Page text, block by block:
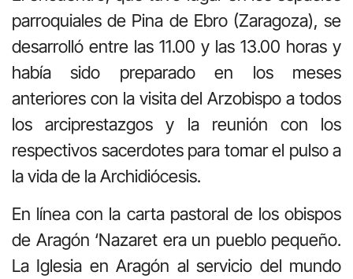
parroquiales de Pina de Ebro (Zaragoza), se
desarrolló entre las 11.00 y las 13.00 horas y
había sido preparado en los meses
anteriores con la visita del Arzobispo a todos
los arciprestazgos y la reunión con los
respectivos sacerdotes para tomar el pulso a
la vida de la Archidiócesis.
En línea con la carta pastoral de los obispos
de Aragón ‘Nazaret era un pueblo pequeño.
La Iglesia en Aragón al servicio del mundo